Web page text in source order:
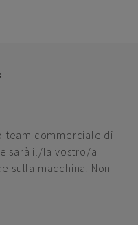
team commerciale di
sarà il/la vostro/a
sulla macchina. Non